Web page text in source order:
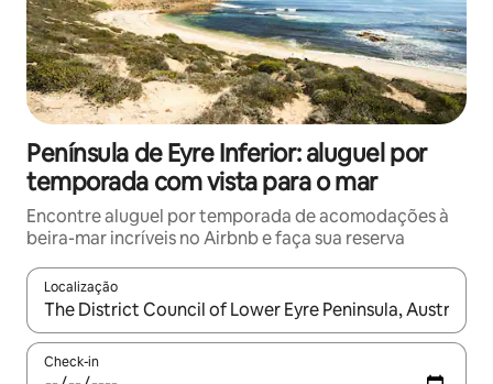
Península de Eyre Inferior: aluguel por
temporada com vista para o mar
Encontre aluguel por temporada de acomodações à
beira-mar incríveis no Airbnb e faça sua reserva
Localização
Quando os resultados estiverem disponíveis, explore-os
Check-in